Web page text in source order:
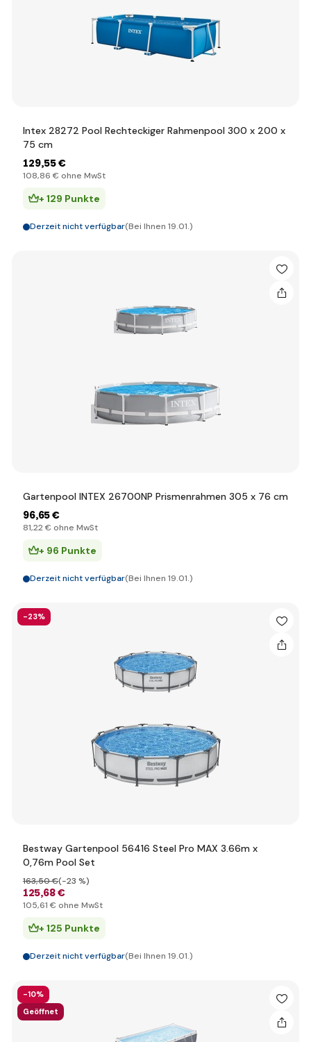
Intex 28272 Pool Rechteckiger Rahmenpool 300 x 200 x
75 cm
129,55 €
108,86 € ohne MwSt
+ 129 Punkte
Derzeit nicht verfügbar(Bei Ihnen 19.01.)
Gartenpool INTEX 26700NP Prismenrahmen 305 x 76 cm
96,65 €
81,22 € ohne MwSt
+ 96 Punkte
Derzeit nicht verfügbar(Bei Ihnen 19.01.)
-23%
Bestway Gartenpool 56416 Steel Pro MAX 3.66m x
0,76m Pool Set
125,68 €
163,50 €(-23 %)
105,61 € ohne MwSt
+ 125 Punkte
Derzeit nicht verfügbar(Bei Ihnen 19.01.)
-10%
Geöffnet